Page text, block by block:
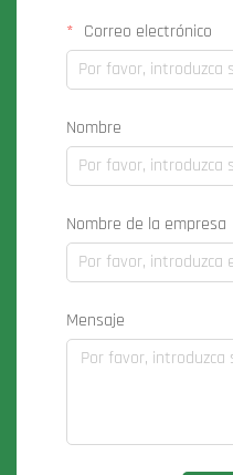
Correo electrónico
Nombre
Nombre de la empresa
Mensaje